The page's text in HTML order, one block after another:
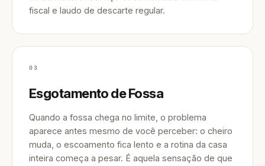
fiscal e laudo de descarte regular.
03
Esgotamento de Fossa
Quando a fossa chega no limite, o problema
aparece antes mesmo de você perceber: o cheiro
muda, o escoamento fica lento e a rotina da casa
inteira começa a pesar. É aquela sensação de que